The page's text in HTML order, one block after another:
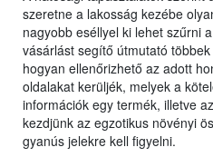
szeretne a lakosság kezébe
nagyobb eséllyel ki lehet szűrni
vásárlást segítő útmutató
hogyan ellenőrizhető az adott
oldalakat kerüljék, melyek a
információk egy termék, illetve
kezdjünk az egzotikus növényi
gyanús jelekre kell figyelni.